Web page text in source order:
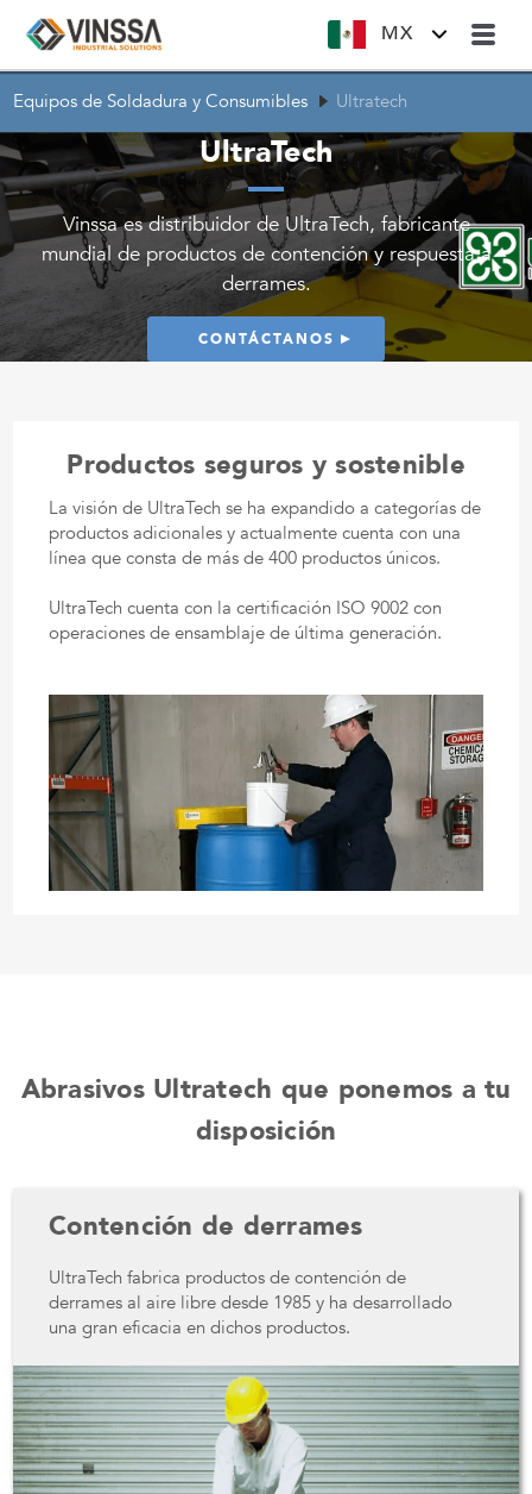
MX
Equipos de Soldadura y Consumibles Ultratech
UltraTech
Vinssa es distribuidor de UltraTech, fabricante
mundial de productos de contención y respuesta a
derrames.
CONTÁCTANOS
Productos seguros y sostenible
La visión de UltraTech se ha expandido a categorías de
productos adicionales y actualmente cuenta con una
línea que consta de más de 400 productos únicos.
UltraTech cuenta con la certificación ISO 9002 con
operaciones de ensamblaje de última generación.
Abrasivos Ultratech que ponemos a tu
disposición
Contención de derrames
UltraTech fabrica productos de contención de
derrames al aire libre desde 1985 y ha desarrollado
una gran eficacia en dichos productos.